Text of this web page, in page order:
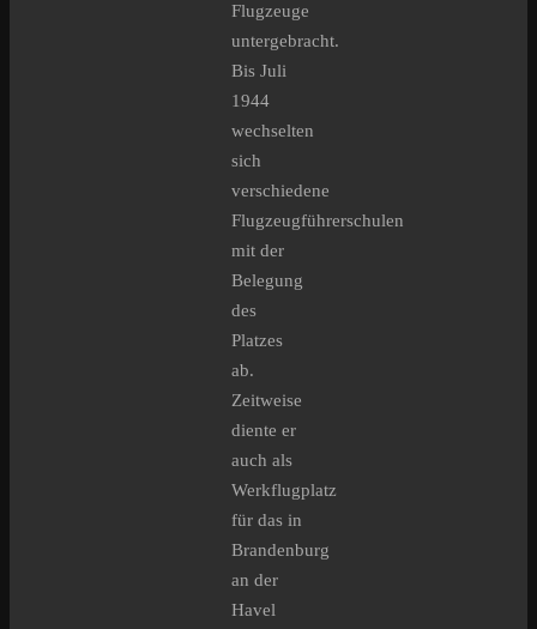
Flugzeuge
untergebracht.
Bis Juli
1944
wechselten
sich
verschiedene
Flugzeugführerschulen
mit der
Belegung
des
Platzes
ab.
Zeitweise
diente er
auch als
Werkflugplatz
für das in
Brandenburg
an der
Havel